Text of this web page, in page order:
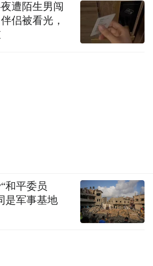
器这只科创板2000元级“股
这轮AI浪潮中，A股最具代表
，也再次印证了硬科技赛道长
遭陌生男闯
侣被看光，
和平委员
是军事基地